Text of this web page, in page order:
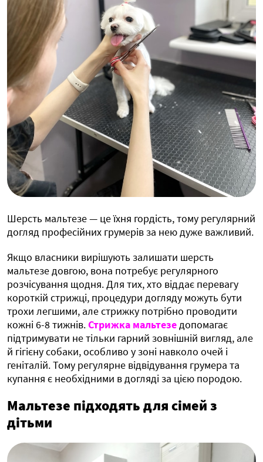
Шерсть мальтезе — це їхня гордість, тому регулярний
догляд професійних грумерів за нею дуже важливий.
Якщо власники вирішують залишати шерсть
мальтезе довгою, вона потребує регулярного
розчісування щодня. Для тих, хто віддає перевагу
короткій стрижці, процедури догляду можуть бути
трохи легшими, але стрижку потрібно проводити
кожні 6-8 тижнів.Стрижка мальтезедопомагає
підтримувати не тільки гарний зовнішній вигляд, але
й гігієну собаки, особливо у зоні навколо очей і
геніталій. Тому регулярне відвідування грумера та
купання є необхідними в догляді за цією породою.
Мальтезе підходять для сімей з
дітьми